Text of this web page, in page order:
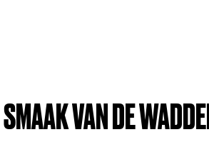
SMAAK VAN DE